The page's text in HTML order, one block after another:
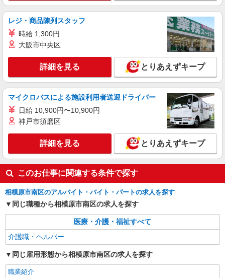
職業紹介
株式会社kotrio /●YK-S-2022058
≪相模大野駅≫定着率高い人気のデイサービス
【正社員】月給240,000〜400,000円 ・基本
給：200,000円〜220,000円 ・資格手当：10,000〜
30,000円 ・役職手当：10,000〜70,000円 ・処遇改
善手当：20,000〜60,000円（勤続年数、保有資格
により変動） ・固定残業手当：20,000円（10時
間） ※固定残業時間を超過する場合には超過勤務
手当として別途支給 下記資格をお持ちの方歓迎 ・
認知症介護基礎研修 ・初任者研修 ・実務者研修
・介護福祉士 など
南区
キープ 詳細を見る
株式会社トラストグロース 新宿本社 第2営業部
特別養護老人ホームでの夜専介護士
1夜勤：24650円〜 ※資格や経験などによる
神奈川県相模原市南区
キープ 詳細を見る
レジ・商品陳列スタッフ
時給 1,300円
大阪市中央区
詳細を見る とりあえずキープ
マイクロバスによる施設利用者送迎ドライバー
日給 10,900円〜10,900円
神戸市須磨区
詳細を見る とりあえずキープ
このお仕事に関連する条件で探す
相模原市南区のアルバイト・バイト・パートの求人を探す
同じ職種から相模原市南区の求人を探す
医療・介護・福祉すべて
介護職・ヘルパー
同じ雇用形態から相模原市南区の求人を探す
職業紹介